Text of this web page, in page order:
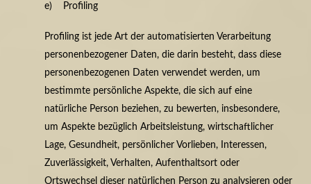
e) Profiling
Profiling ist jede Art der automatisierten Verarbeitung
personenbezogener Daten, die darin besteht, dass diese
personenbezogenen Daten verwendet werden, um
bestimmte persönliche Aspekte, die sich auf eine
natürliche Person beziehen, zu bewerten, insbesondere,
um Aspekte bezüglich Arbeitsleistung, wirtschaftlicher
Lage, Gesundheit, persönlicher Vorlieben, Interessen,
Zuverlässigkeit, Verhalten, Aufenthaltsort oder
Ortswechsel dieser natürlichen Person zu analysieren oder